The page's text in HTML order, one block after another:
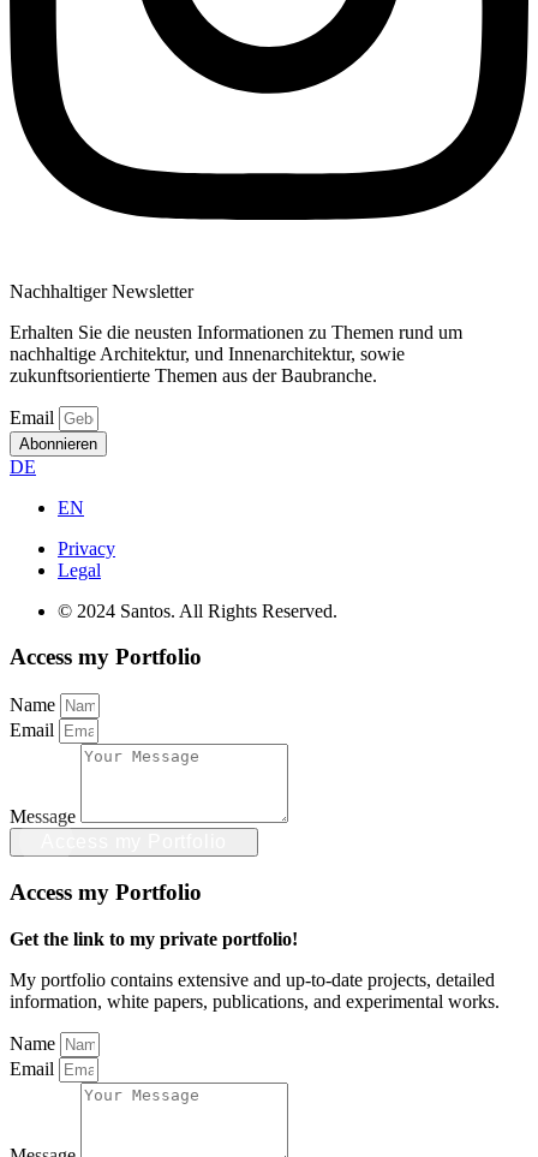
Nachhaltiger Newsletter
Erhalten Sie die neusten Informationen zu Themen rund um
nachhaltige Architektur, und Innenarchitektur, sowie
zukunftsorientierte Themen aus der Baubranche.
Email
Abonnieren
DE
EN
Privacy
Legal
© 2024 Santos. All Rights Reserved.
Access my Portfolio
Name
Email
Message
Access my Portfolio
Get the link to my private portfolio!
My portfolio contains extensive and up-to-date projects, detailed
information, white papers, publications, and experimental works.
Name
Email